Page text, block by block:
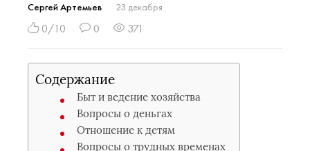
Сергей Артемьев 23 декабря
0/10 0 371
Содержание
Быт и ведение хозяйства
Вопросы о деньгах
Отношение к детям
Вопросы о трудных временах